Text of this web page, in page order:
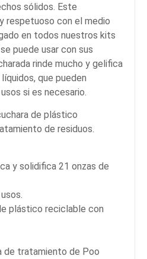
sólidos. Este
respetuoso con el medio
en todos nuestros kits
puede usar con sus
rinde mucho y gelifica
que pueden
si es necesario.
de plástico
de residuos.
y solidifica 21 onzas de
plástico reciclable con
de tratamiento de Poo